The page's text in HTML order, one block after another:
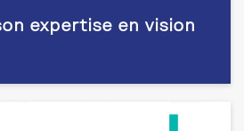
expertise en vision